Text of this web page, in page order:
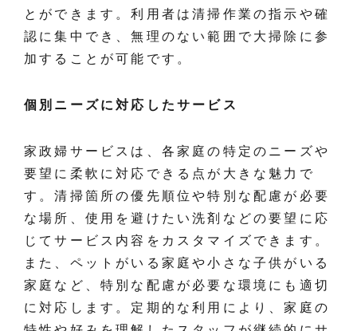
とができます。利用者は清掃作業の指示や確
認に集中でき、無理のない範囲で大掃除に参
加することが可能です。
個別ニーズに対応したサービス
家政婦サービスは、各家庭の特定のニーズや
要望に柔軟に対応できる点が大きな魅力で
す。清掃箇所の優先順位や特別な配慮が必要
な場所、使用を避けたい洗剤などの要望に応
じてサービス内容をカスタマイズできます。
また、ペットがいる家庭や小さな子供がいる
家庭など、特別な配慮が必要な環境にも適切
に対応します。定期的な利用により、家庭の